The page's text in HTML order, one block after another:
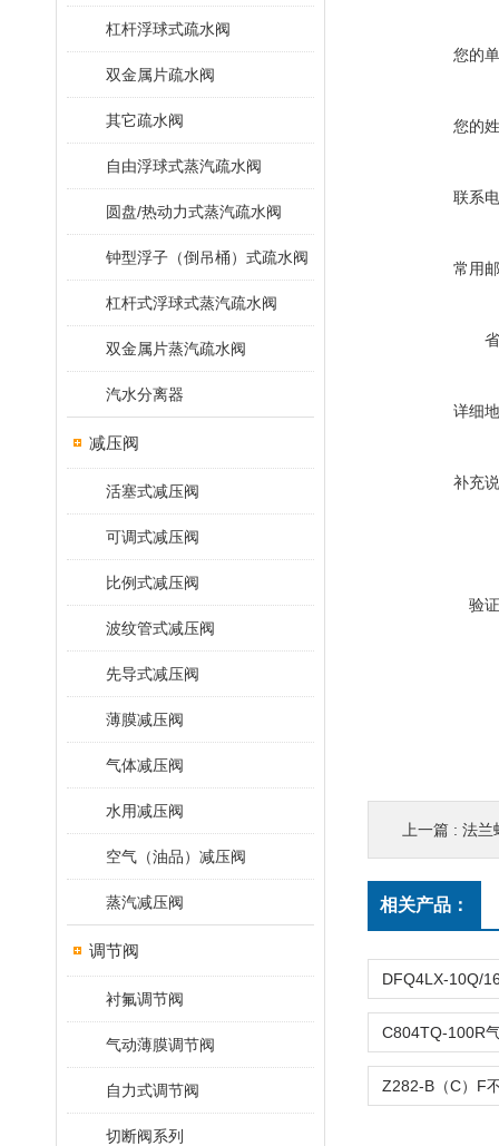
杠杆浮球式疏水阀
双金属片疏水阀
其它疏水阀
自由浮球式蒸汽疏水阀
圆盘/热动力式蒸汽疏水阀
钟型浮子（倒吊桶）式疏水阀
杠杆式浮球式蒸汽疏水阀
双金属片蒸汽疏水阀
汽水分离器
减压阀
活塞式减压阀
可调式减压阀
比例式减压阀
波纹管式减压阀
先导式减压阀
薄膜减压阀
气体减压阀
水用减压阀
空气（油品）减压阀
蒸汽减压阀
调节阀
衬氟调节阀
气动薄膜调节阀
自力式调节阀
切断阀系列
您的
您的
联系
常用
详细
补充
验
上一篇 : 法兰
相关产品：